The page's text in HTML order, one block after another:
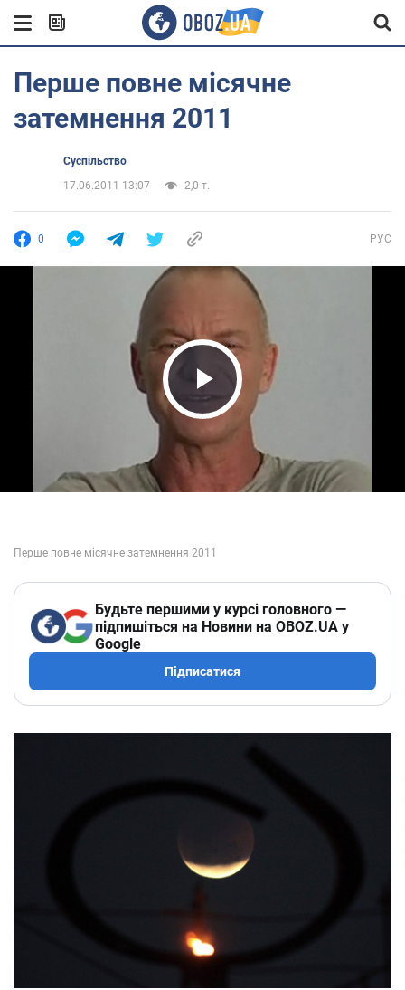
Перше повне місячне
затемнення 2011
Суспільство
17.06.2011 13:07
2,0 т.
0 РУС
Play Video
Будьте першими у курсі головного —
підпишіться на Новини на OBOZ.UA у
Google
Підписатися